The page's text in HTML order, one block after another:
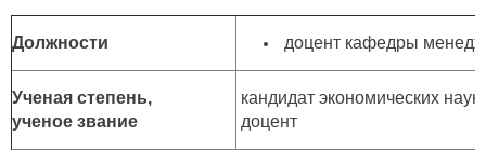
Должности доцент кафедры
Ученая степень,
ученое звание
кандидат экономических наук,
доцент